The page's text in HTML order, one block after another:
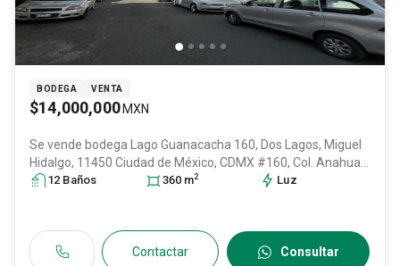
BODEGA VENTA
$14,000,000 MXN
Se vende bodega
Lago Guanacacha 160, Dos Lagos, Miguel
Hidalgo, 11450 Ciudad de México, CDMX #160, Col. Anahuac
I Sección,Miguel Hidalgo, DF / CDMX , México , C.P. 11320
12 Baños 360 m2 Luz
Contactar Consultar